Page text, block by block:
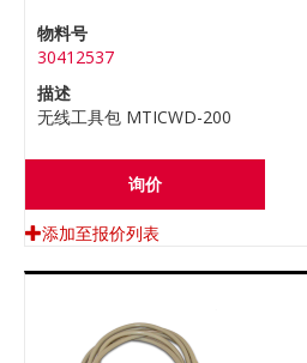
物料号
30412537
描述
无线工具包 MTICWD-200
询价
添加至报价列表